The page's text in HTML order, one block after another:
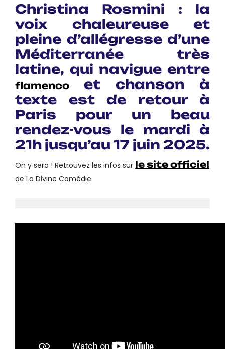
Christina Rosmini : la
voix chaleureuse et
pleine d’allégresse d’une
Méditerranée très
latine, qui navigue entre
flamenco
et chanson à
texte est de retour à
Paris pour un beau
rendez-vous le mardi à
21h jusqu’au 17 juin 2025.
On y sera ! Retrouvez les infos sur le site officiel
de La Divine Comédie.